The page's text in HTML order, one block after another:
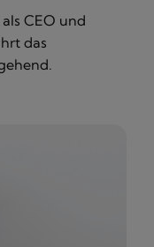
CEO und
das